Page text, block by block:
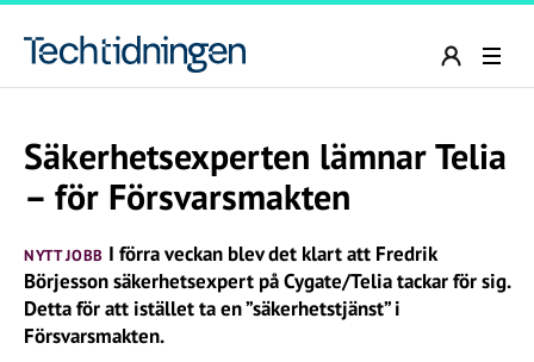
Säkerhetsexperten lämnar Telia
– för Försvarsmakten
NYTT JOBB I förra veckan blev det klart att Fredrik
Börjesson säkerhetsexpert på Cygate/Telia tackar för sig.
Detta för att istället ta en ”säkerhetstjänst” i
Försvarsmakten.